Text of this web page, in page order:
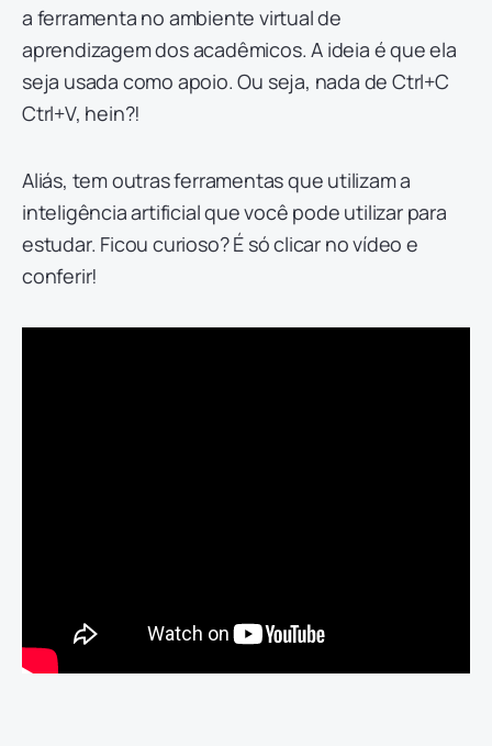
a ferramenta no ambiente virtual de
aprendizagem dos acadêmicos. A ideia é que ela
seja usada como apoio. Ou seja, nada de Ctrl+C
Ctrl+V, hein?!
Aliás, tem outras ferramentas que utilizam a
inteligência artificial que você pode utilizar para
estudar. Ficou curioso? É só clicar no vídeo e
conferir!